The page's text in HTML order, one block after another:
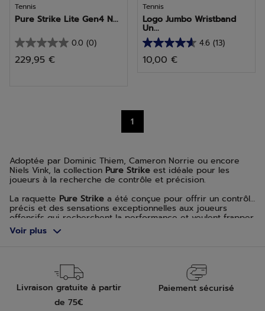
Tennis
Pure Strike Lite Gen4 N...
0.0 (0)
0.0
sur
229,95 €
Tennis
Logo Jumbo Wristband
Un...
4.6 (13)
4.6
sur
13
10,00 €
1
Adoptée par Dominic Thiem, Cameron Norrie ou encore
Niels Vink, la collection Pure Strike est idéale pour les
joueurs à la recherche de contrôle et précision.
La raquette Pure Strike a été conçue pour offrir un contrôle
précis et des sensations exceptionnelles aux joueurs
offensifs qui recherchent la performance et veulent frapper
fort en toute confiance. Découvrez la collection
complète avec raquettes, sacs et backpack.
Voir plus
Livraison gratuite à partir
de 75€
Paiement sécurisé